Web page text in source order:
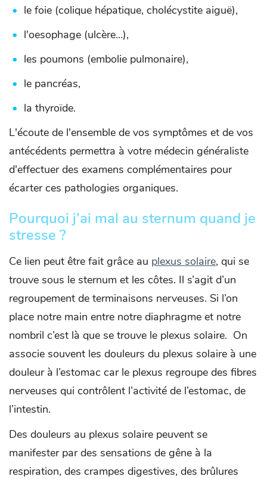
le foie (colique hépatique, cholécystite aiguë),
l'oesophage (ulcère...),
les poumons (embolie pulmonaire),
le pancréas,
la thyroïde.
L'écoute de l'ensemble de vos symptômes et de vos
antécédents permettra à votre médecin généraliste
d'effectuer des examens complémentaires pour
écarter ces pathologies organiques.
Pourquoi j’ai mal au sternum quand je
stresse ?
Ce lien peut être fait grâce au plexus solaire, qui se
trouve sous le sternum et les côtes. Il s’agit d’un
regroupement de terminaisons nerveuses. Si l’on
place notre main entre notre diaphragme et notre
nombril c’est là que se trouve le plexus solaire. On
associe souvent les douleurs du plexus solaire à une
douleur à l’estomac car le plexus regroupe des fibres
nerveuses qui contrôlent l’activité de l’estomac, de
l’intestin.
Des douleurs au plexus solaire peuvent se
manifester par des sensations de gêne à la
respiration, des crampes digestives, des brûlures